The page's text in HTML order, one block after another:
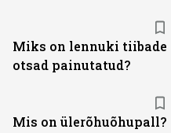
Miks on lennuki tiibade
otsad painutatud?
Mis on ülerõhuõhupall?